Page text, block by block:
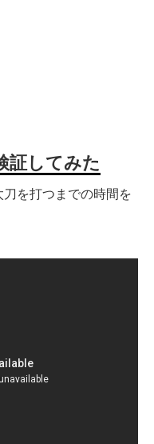
証してみた
を打つまでの時間を